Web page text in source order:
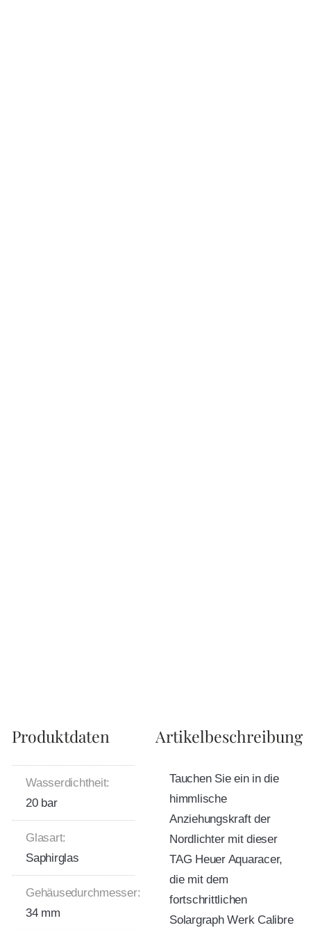
Produktdaten
Wasserdichtheit:
20 bar
Glasart:
Saphirglas
Gehäusedurchmesser:
34 mm
Artikelbeschreibung
Tauchen Sie ein in die
himmlische
Anziehungskraft der
Nordlichter mit dieser
TAG Heuer Aquaracer,
die mit dem
fortschrittlichen
Solargraph Werk Calibre